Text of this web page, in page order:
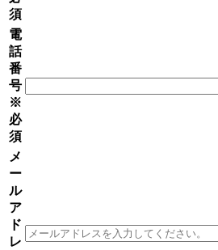
須
電
話
番
号
※
必
須
メ
ー
ル
ア
ド
レ